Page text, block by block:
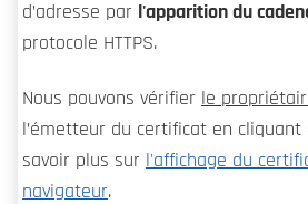
d’adresse par l'apparition du
protocole HTTPS.
Nous pouvons vérifier le
l’émetteur du certificat en cliquant
savoir plus sur
l'affichage du
navigateur.